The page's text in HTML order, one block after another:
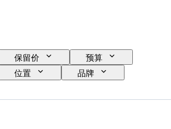
保留价
预算
位置
品牌